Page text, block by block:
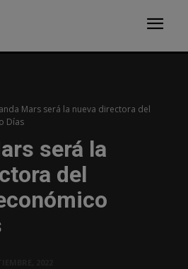
Mars será la nueva directora del
Días
será la
del